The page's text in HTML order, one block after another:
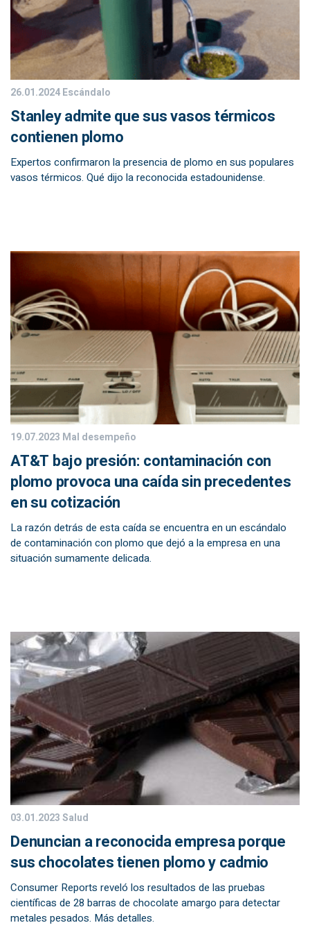
26.01.2024Escándalo
Stanley admite que sus vasos térmicos
contienen plomo
Expertos confirmaron la presencia de plomo en sus populares
vasos térmicos. Qué dijo la reconocida estadounidense.
19.07.2023 Mal desempeño
AT&T bajo presión: contaminación con
plomo provoca una caída sin precedentes
en su cotización
La razón detrás de esta caída se encuentra en un escándalo
de contaminación con plomo que dejó a la empresa en una
situación sumamente delicada.
03.01.2023Salud
Denuncian a reconocida empresa porque
sus chocolates tienen plomo y cadmio
Consumer Reports reveló los resultados de las pruebas
científicas de 28 barras de chocolate amargo para detectar
metales pesados. Más detalles.